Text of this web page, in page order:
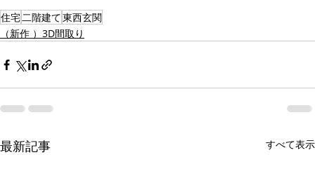
住宅二階建て東西玄関
（新作 ）3D間取り
最新記事 すべて表示